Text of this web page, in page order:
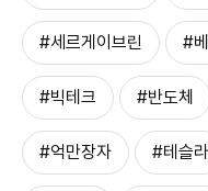
#세르게이브린 #
#빅테크 #반도체
#억만장자 #테슬라